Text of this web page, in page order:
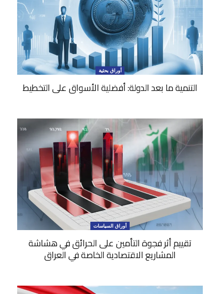
أوراق بحثية
التنمية ما بعد الدولة: أفضلية الأسواق على التخطيط
أوراق السياسات
تقييم أثر فجوة التأمين على الحرائق في هشاشة
المشاريع الاقتصادية الخاصة في العراق